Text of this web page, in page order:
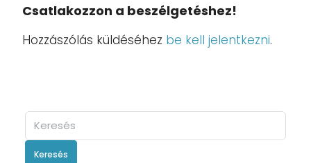
Csatlakozzon a beszélgetéshez!
Hozzászólás küldéséhez be kell jelentkezni.
Keresés